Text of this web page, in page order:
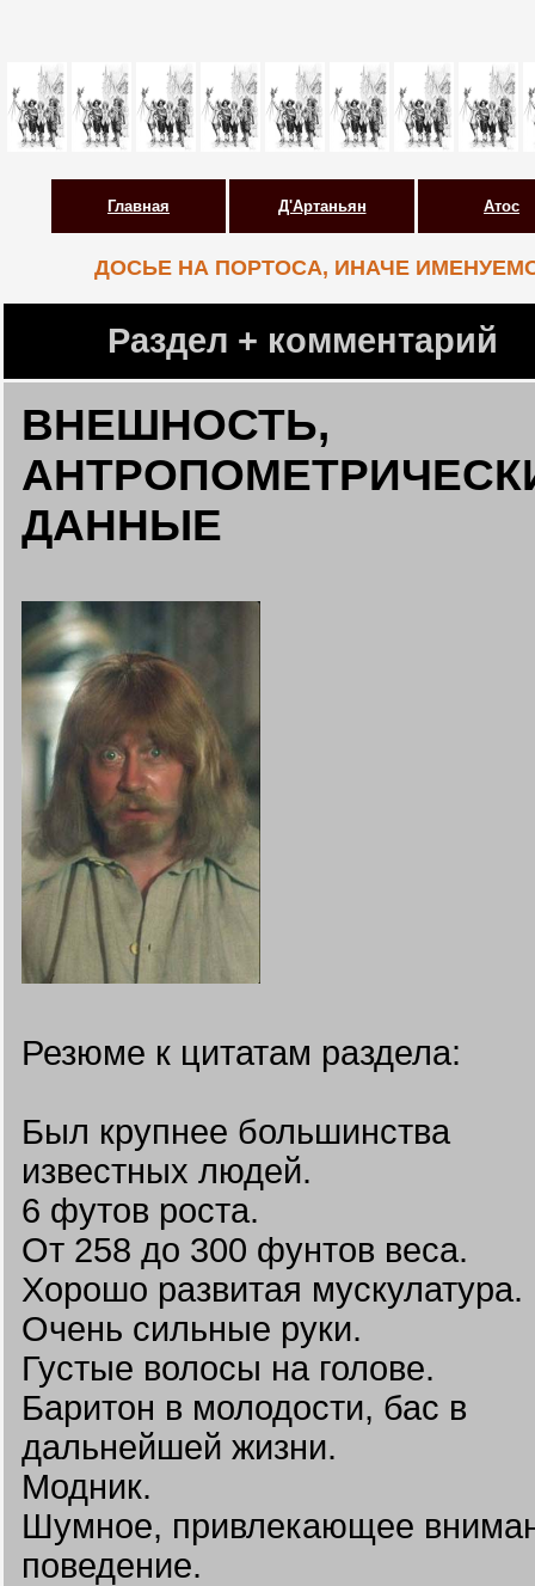
Главная Д'Артаньян Атос
ДОСЬЕ НА ПОРТОСА, ИНАЧЕ
Раздел + комментарий
ВНЕШНОСТЬ,
ДАННЫЕ
Резюме к цитатам раздела:
Был крупнее большинства
известных людей.
6 футов роста.
От 258 до 300 фунтов веса.
Хорошо развитая мускулатура.
Очень сильные руки.
Густые волосы на голове.
Баритон в молодости, бас в
дальнейшей жизни.
Модник.
Шумное, привлекающее
поведение.